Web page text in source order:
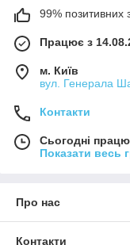
99% позитивних з
Працює з
м. Київ
вул. Генерала
Контакти
Сьогодні
Показати весь
Про нас
Контакти